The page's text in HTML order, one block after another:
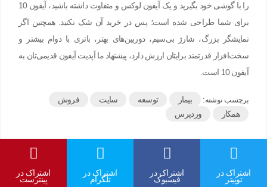
را با گوشی خود بگیرید و یک آیفون لوکس و متفاوت داشته باشید، آیفون 10
برای شما طراحی‌ شده است؛ پس در خرید آن شک نکنید. همچنین اگر
نمایشگر بزرگ، شارژ بی‌سیم، دوربین‌های بهتر، باتری با دوام بیشتر و
سخت‌افزار قدرتمند برایتان ارزش دارد، پیشنهاد ما آپدیت آیفون قدیمی‌تان به
آیفون 10 است.
برچسب نوشته: بیمار توسعه سایت
فروش
همکار
وردپرس
اشتراک در
توییتر
اشتراک در
فیسبوک
اشتراک در
تلگرام
اشتراک در
پینترست